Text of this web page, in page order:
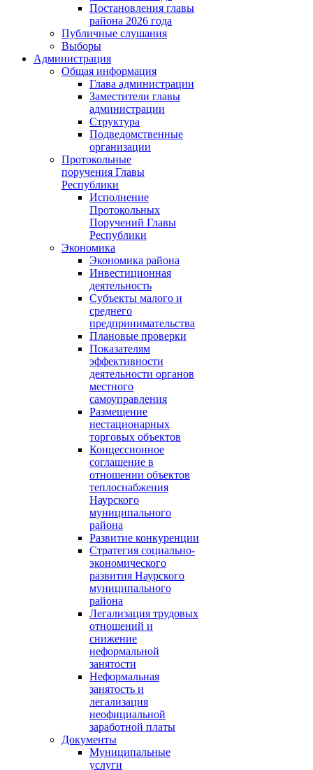
Постановления главы
района 2026 года
Публичные слушания
Выборы
Администрация
Общая информация
Глава администрации
Заместители главы
администрации
Структура
Подведомственные
организации
Протокольные
поручения Главы
Республики
Исполнение
Протокольных
Поручений Главы
Республики
Экономика
Экономика района
Инвестиционная
деятельность
Субъекты малого и
среднего
предпринимательства
Плановые проверки
Показателям
эффективности
деятельности органов
местного
самоуправления
Размещение
нестационарных
торговых объектов
Концессионное
соглашение в
отношении объектов
теплоснабжения
Наурского
муниципального
района
Развитие конкуренции
Стратегия социально-
экономического
развития Наурского
муниципального
района
Легализация трудовых
отношений и
снижение
неформальной
занятости
Неформальная
занятость и
легализация
неофициальной
заработной платы
Документы
Муниципальные
услуги